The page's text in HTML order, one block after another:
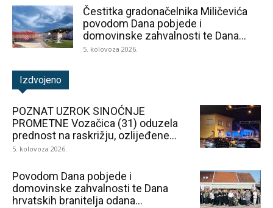
Čestitka gradonačelnika Miličevića
povodom Dana pobjede i
domovinske zahvalnosti te Dana...
5. kolovoza 2026.
Izdvojeno
POZNAT UZROK SINOĆNJE
PROMETNE Vozačica (31) oduzela
prednost na raskrižju, ozlijeđene...
5. kolovoza 2026.
Povodom Dana pobjede i
domovinske zahvalnosti te Dana
hrvatskih branitelja odana...